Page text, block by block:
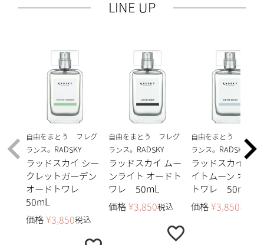
LINE UP
自由をまとう フレグ
ランス。RADSKY
ラッドスカイ シー
クレットガーデン
オードトワレ
50mL
価格 ¥3,850税込
自由をまとう フレグ
ランス。RADSKY
ラッドスカイ ムー
ンライト オードト
ワレ 50mL
価格 ¥3,850税込
自由をまとう フレグ
ランス。RADSKY
ラッドスカイ ホワ
イトムーン オード
トワレ 50mL
価格 ¥3,850税込